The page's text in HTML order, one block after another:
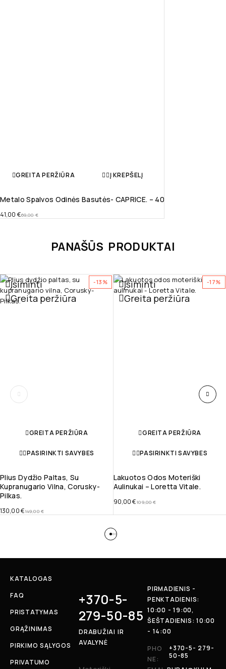
GREITA PERŽIŪRA Į KREPŠELĮ
Metalo Spalvos Odinės Basutės- CAPRICE. – 40
69,00€
41,00 €
PANAŠŪS PRODUKTAI
-13%
Įsiminti
Greita peržiūra
GREITA PERŽIŪRA
PASIRINKTI SAVYBES
Plius Dydžio Paltas, Su
Kupranugario Vilna, Corusky-
Pilkas.
149,00€
130,00€
-17%
Įsiminti
Greita peržiūra
GREITA PERŽIŪRA
PASIRINKTI SAVYBES
Lakuotos Odos Moteriški
Aulinukai – Loretta Vitale.
109,00€
90,00€
KATALOGAS
FAQ
PRISTATYMAS
GRĄŽINIMAS
PIRKIMO SĄLYGOS
PRIVATUMO
+370-5-
279-50-85
DRABUŽIAI IR
AVALYNĖ
PIRMADIENIS -
PENKTADIENIS:
10:00 - 19:00,
ŠEŠTADIENIS: 10:00
- 14:00
PHO
NE:
+370-5- 279-
50-85